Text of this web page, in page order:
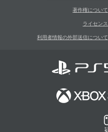
著作権について
ライセンス
利用者情報の外部送信について